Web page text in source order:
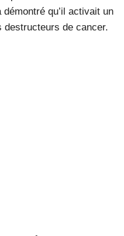
qu’il activait un
destructeurs de cancer.